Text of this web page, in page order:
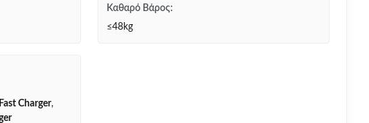
Καθαρό Βάρος:
≤48kg
Charger,